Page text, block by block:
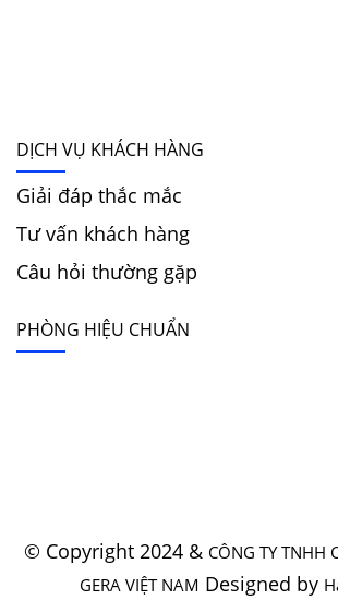
DỊCH VỤ KHÁCH HÀNG
Giải đáp thắc mắc
Tư vấn khách hàng
Câu hỏi thường gặp
PHÒNG HIỆU CHUẨN
© Copyright 2024 & CÔNG TY TNHH
GERA VIỆT NAM Designed by